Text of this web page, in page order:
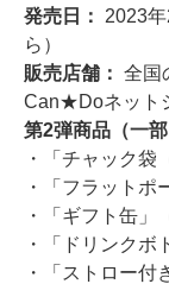
発売日： 2023
ら）
販売店舗： 全国
Can★Doネット
第2弾商品（一部
・「チャック袋
・「フラットポ
・「ギフト缶」
・「ドリンクボ
・「ストロー付